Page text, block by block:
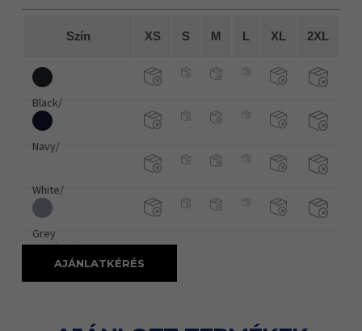
Szín XS S M L XL 2XL
Black/
Navy/
White/
Grey
Heather/
AJÁNLATKÉRÉS